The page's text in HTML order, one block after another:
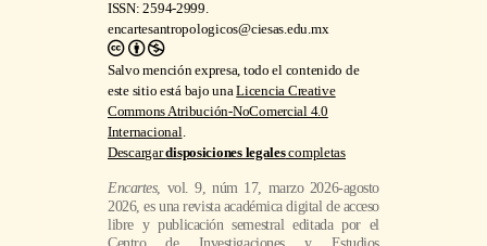
ISSN: 2594-2999.
encartesantropologicos@ciesas.edu.mx
Salvo mención expresa, todo el contenido de
este sitio está bajo unaLicencia Creative
Commons Atribución-NoComercial 4.0
Internacional.
Descargardisposiciones legalescompletas
Encartes, vol. 9, núm 17, marzo 2026-agosto
2026, es una revista académica digital de acceso
libre y publicación semestral editada por el